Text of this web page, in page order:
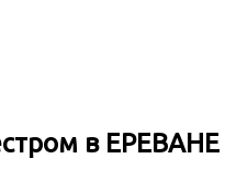
в ЕРЕВАНЕ